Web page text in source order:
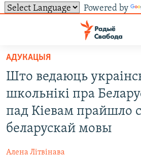
Powered by
ўнівэрсальнага
доступу
Перайсьці
да
галоўнага
зьместу
Перайсьці
да
галоўнай
ВІДЭА І ФОТА
ТОЛЬКІ НА СВАБОДЗЕ
ТЭСТЫ
СУВЯЗЬ
АБЫСЬЦІ БЛЯКАВАНЬНЕ
ПАДПІСАЦЦА
САЧЫЦЕ ЗА АБНАЎЛЕНЬНЯМІ
АДУКАЦЫЯ
Што ведаюць
школьнікі пра
пад Кіевам прайшло
беларускай мовы
Алена Літвінава